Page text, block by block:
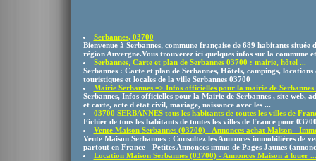
Serbannes, 03700
Bienvenue à Serbannes, commune française de 689 habitants
région Auvergne.Vous trouverez ici quelques infos sur la commune
Serbannes, Carte et plan de Serbannes 03700 : mairie, hôtel ...
Serbannes : Carte et plan de Serbannes, Hôtels, campings,
touristiques et locales de la ville Serbannes 03700
Mairie Serbannes => Infos officielles pour la mairie de Serbannes
Serbannes, Infos officielles pour la Mairie de Serbannes , site web,
et carte, acte d'état civil, mariage, naissance avec les ...
03700 SERBANNES tous les habitants de toutes les villes de
Fichier de tous les habitants de toutes les villes de France pour
Vente Maison Serbannes (03700) - Annonces achat Maison -
Vente Maison Serbannes : Consultez les Annonces immobilières de
partout en France - Petites Annonces immo de Pages Jaunes
Location Maison Serbannes (03700) - Annonces Maison à louer ...